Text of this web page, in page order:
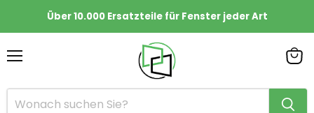
Über 10.000 Ersatzteile für Fenster jeder Art